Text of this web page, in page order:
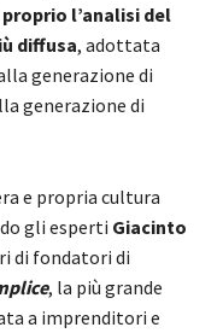
l’analisi del
diffusa, adottata
generazione di
generazione di
e propria cultura
gli esperti Giacinto
di fondatori di
, la più grande
a imprenditori e